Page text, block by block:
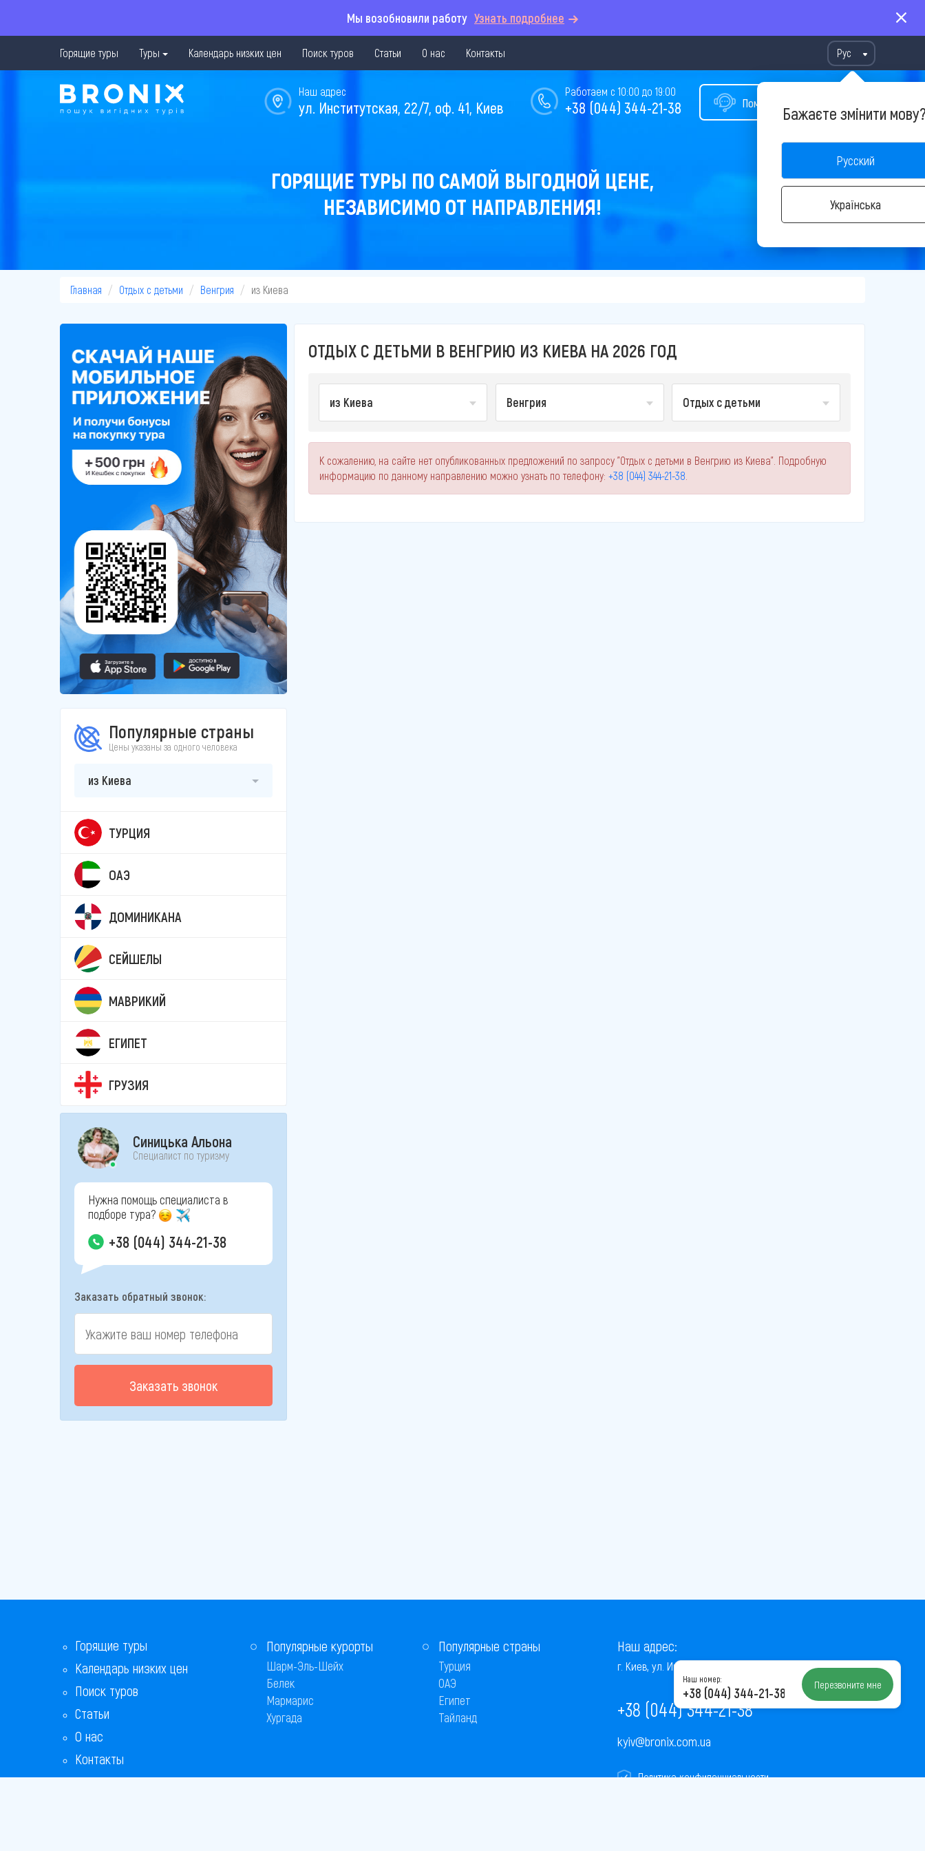
Мы возобновили работу Узнать подробнее
Горящие туры Туры Календарь низких цен Поиск туров Статьи О нас Контакты Рус
Бажаєте змінити
Русский
Українська
Помощь в подборе тура
Работаем с 10:00 до 19:00
+38 (044) 344-21-38
Наш адрес
ул. Институтская, 22/7, оф. 41, Киев
ГОРЯЩИЕ ТУРЫ ПО САМОЙ ВЫГОДНОЙ ЦЕНЕ,
НЕЗАВИСИМО ОТ НАПРАВЛЕНИЯ!
Главная Отдых с детьми Венгрия из Киева
Популярные страны
Цены указаны за одного человека
из Киева
ТУРЦИЯ
ОАЭ
ДОМИНИКАНА
СЕЙШЕЛЫ
МАВРИКИЙ
ЕГИПЕТ
ГРУЗИЯ
Синицька Альона
Специалист по туризму
Нужна помощь специалиста в
подборе тура?
+38 (044) 344-21-38
Заказать обратный звонок:
Заказать звонок
ОТДЫХ С ДЕТЬМИ В ВЕНГРИЮ ИЗ КИЕВА НА 2026 ГОД
из Киева Венгрия Отдых с детьми
К сожалению, на сайте нет опубликованных предложений по запросу "Отдых с детьми в Венгрию из Киева". Подробную
информацию по данному направлению можно узнать по телефону: +38 (044) 344-21-38
Горящие туры
Календарь низких цен
Поиск туров
Статьи
О нас
Контакты
Бонусная программа
Популярные курорты
Шарм-Эль-Шейх
Белек
Мармарис
Хургада
Популярные страны
Турция
ОАЭ
Египет
Тайланд
Наш адрес:
г. Киев, ул. Институтская, 22/7, оф. 41
+38 (044) 344-21-38
kyiv@bronix.com.ua
Политика конфиденциальности
Наш номер:
+38 (044) 344-21-38 Перезвоните мне